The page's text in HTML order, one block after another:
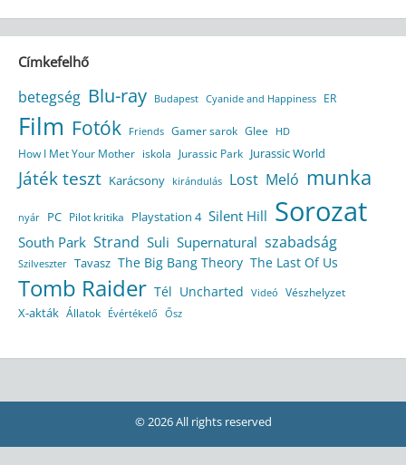
Címkefelhő
betegség Blu-ray Budapest Cyanide and Happiness ER
Film Fotók Friends Gamer sarok Glee HD
How I Met Your Mother iskola Jurassic Park Jurassic World
Játék teszt Karácsony kirándulás Lost Meló munka
nyár PC Pilot kritika Playstation 4 Silent Hill Sorozat
South Park Strand Suli Supernatural szabadság
Szilveszter Tavasz The Big Bang Theory The Last Of Us
Tomb Raider Tél Uncharted Videó Vészhelyzet
X-akták Állatok Évértékelő Ősz
© 2026 All rights reserved